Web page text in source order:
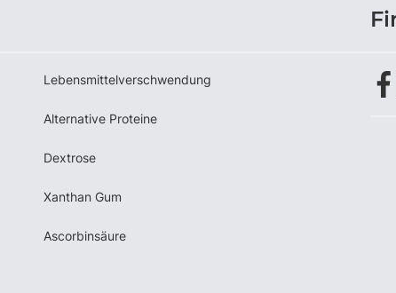
Lebensmittelverschwendung
Alternative Proteine
Dextrose
Xanthan Gum
Ascorbinsäure